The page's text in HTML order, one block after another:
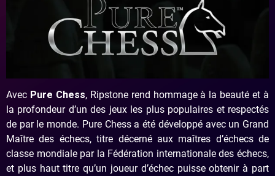
Avec Pure Chess, Ripstone rend hommage à la beauté et à
la profondeur d’un des jeux les plus populaires et respectés
de par le monde. Pure Chess a été développé avec un Grand
Maître des échecs, titre décerné aux maîtres d’échecs de
classe mondiale par la Fédération internationale des échecs,
et plus haut titre qu’un joueur d’échec puisse obtenir à part